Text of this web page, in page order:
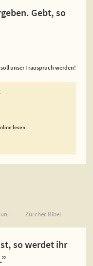
Gebt, so
soll unser Trauspruch werden!
lesen
Zürcher Bibel
so werdet ihr